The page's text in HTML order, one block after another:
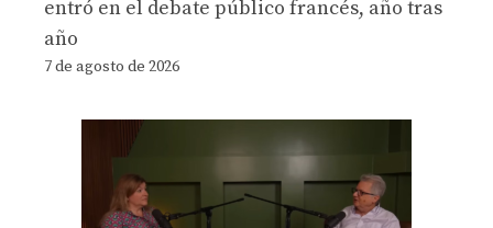
entró en el debate público francés, año tras
año
7 de agosto de 2026